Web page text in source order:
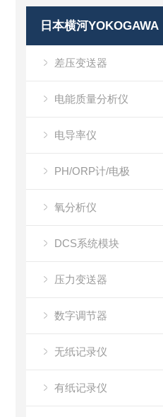
日本横河YOKOGAWA
差压变送器
电能质量分析仪
电导率仪
PH/ORP计/电极
氧分析仪
DCS系统模块
压力变送器
数字调节器
无纸记录仪
有纸记录仪